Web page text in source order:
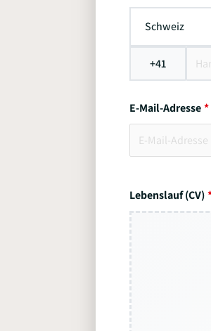
Schweiz
+41
E-Mail-Adresse
Lebenslauf (CV)